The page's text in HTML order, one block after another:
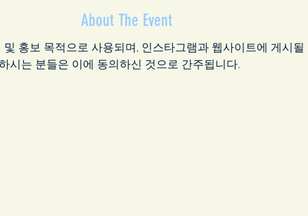
About The Event
홍보 목적으로 사용되며, 인스타그램과 웹사이트에 게시될
시는 분들은 이에 동의하신 것으로 간주됩니다.